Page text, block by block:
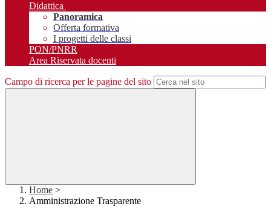
Didattica
Panoramica
Offerta formativa
I progetti delle classi
PON/PNRR
Area Riservata docenti
Campo di ricerca per le pagine del sito
Home >
Amministrazione Trasparente